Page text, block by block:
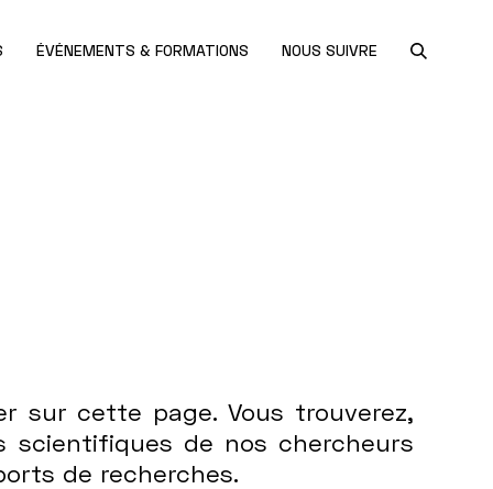
ÉVÉNEMENTS & FORMATIONS NOUS SUIVRE
sur cette page. Vous trouverez,
scientifiques de nos chercheurs
de recherches.